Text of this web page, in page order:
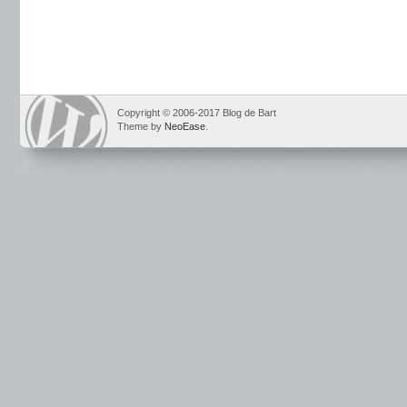
Copyright © 2006-2017 Blog de Bart
Theme by NeoEase